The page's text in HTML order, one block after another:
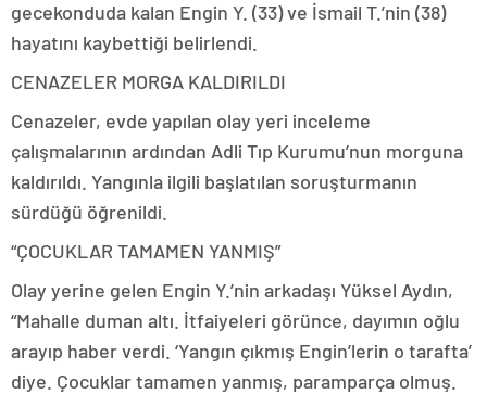
gecekonduda kalan Engin Y. (33) ve İsmail T.’nin (38)
hayatını kaybettiği belirlendi.
CENAZELER MORGA KALDIRILDI
Cenazeler, evde yapılan olay yeri inceleme
çalışmalarının ardından Adli Tıp Kurumu’nun morguna
kaldırıldı. Yangınla ilgili başlatılan soruşturmanın
sürdüğü öğrenildi.
“ÇOCUKLAR TAMAMEN YANMIŞ”
Olay yerine gelen Engin Y.’nin arkadaşı Yüksel Aydın,
“Mahalle duman altı. İtfaiyeleri görünce, dayımın oğlu
arayıp haber verdi. ‘Yangın çıkmış Engin’lerin o tarafta’
diye. Çocuklar tamamen yanmış, paramparça olmuş.